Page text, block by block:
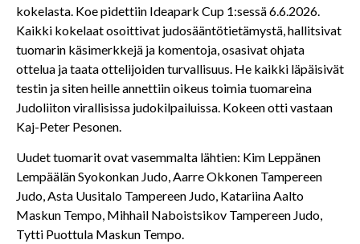
kokelasta. Koe pidettiin Ideapark Cup 1:sessä 6.6.2026.
Kaikki kokelaat osoittivat judosääntötietämystä, hallitsivat
tuomarin käsimerkkejä ja komentoja, osasivat ohjata
ottelua ja taata ottelijoiden turvallisuus. He kaikki läpäisivät
testin ja siten heille annettiin oikeus toimia tuomareina
Judoliiton virallisissa judokilpailuissa. Kokeen otti vastaan
Kaj-Peter Pesonen.
Uudet tuomarit ovat vasemmalta lähtien: Kim Leppänen
Lempäälän Syokonkan Judo, Aarre Okkonen Tampereen
Judo, Asta Uusitalo Tampereen Judo, Katariina Aalto
Maskun Tempo, Mihhail Naboistsikov Tampereen Judo,
Tytti Puottula Maskun Tempo.